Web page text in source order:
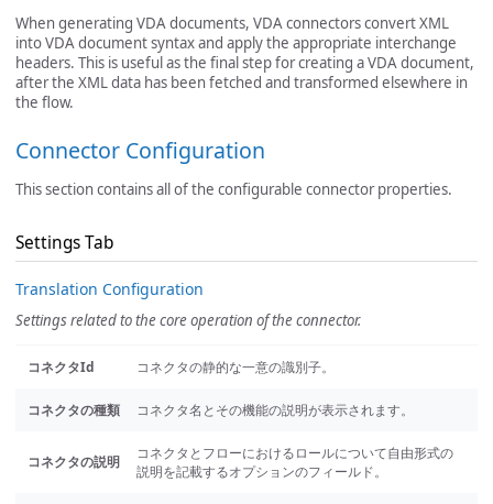
When generating VDA documents, VDA connectors convert XML
into VDA document syntax and apply the appropriate interchange
headers. This is useful as the final step for creating a VDA document,
after the XML data has been fetched and transformed elsewhere in
the flow.
Connector Configuration
This section contains all of the configurable connector properties.
Settings Tab
Translation Configuration
Settings related to the core operation of the connector.
コネクタId コネクタの静的な一意の識別子。
コネクタの種類 コネクタ名とその機能の説明が表示されます。
コネクタの説明
コネクタとフローにおけるロールについて自由形式の
説明を記載するオプションのフィールド。